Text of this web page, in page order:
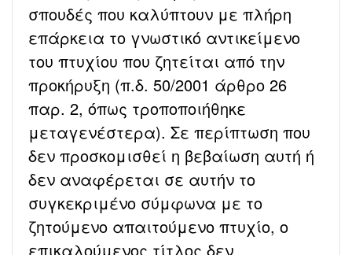
σπουδές που καλύπτουν με πλήρη
επάρκεια το γνωστικό αντικείμενο
του πτυχίου που ζητείται από την
προκήρυξη (π.δ. 50/2001 άρθρο 26
παρ. 2, όπως τροποποιήθηκε
μεταγενέστερα). Σε περίπτωση που
δεν προσκομισθεί η βεβαίωση αυτή ή
δεν αναφέρεται σε αυτήν το
συγκεκριμένο σύμφωνα με το
ζητούμενο απαιτούμενο πτυχίο, ο
επικαλούμενος τίτλος δεν